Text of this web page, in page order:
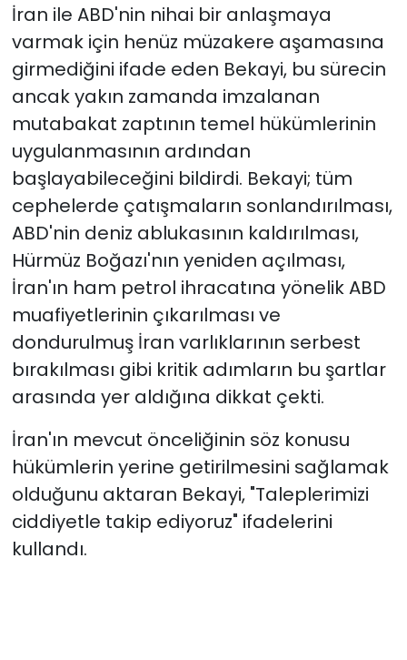
İran ile ABD'nin nihai bir anlaşmaya
varmak için henüz müzakere aşamasına
girmediğini ifade eden Bekayi, bu sürecin
ancak yakın zamanda imzalanan
mutabakat zaptının temel hükümlerinin
uygulanmasının ardından
başlayabileceğini bildirdi. Bekayi; tüm
cephelerde çatışmaların sonlandırılması,
ABD'nin deniz ablukasının kaldırılması,
Hürmüz Boğazı'nın yeniden açılması,
İran'ın ham petrol ihracatına yönelik ABD
muafiyetlerinin çıkarılması ve
dondurulmuş İran varlıklarının serbest
bırakılması gibi kritik adımların bu şartlar
arasında yer aldığına dikkat çekti.
İran'ın mevcut önceliğinin söz konusu
hükümlerin yerine getirilmesini sağlamak
olduğunu aktaran Bekayi, "Taleplerimizi
ciddiyetle takip ediyoruz" ifadelerini
kullandı.